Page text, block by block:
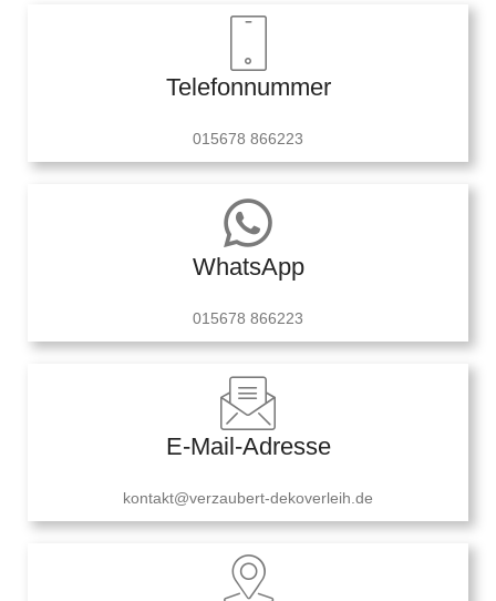
Telefonnummer
015678 866223
WhatsApp
015678 866223
E-Mail-Adresse
kontakt@verzaubert-dekoverleih.de